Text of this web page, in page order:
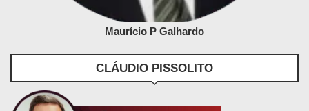
Maurício P Galhardo
CLÁUDIO PISSOLITO